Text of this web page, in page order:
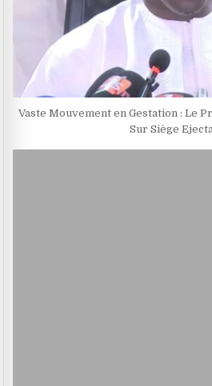
Vaste Mouvement en Gestation : Le
Sur Siège